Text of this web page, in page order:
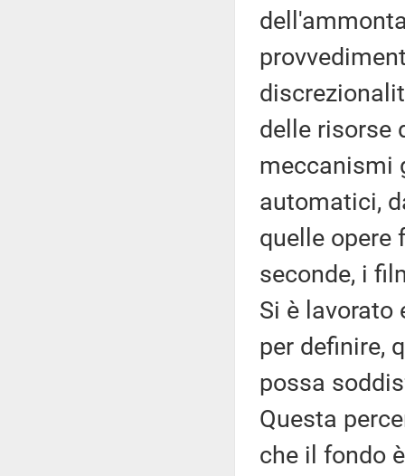
delle risorse
meccanismi
automatici,
quelle opere
seconde, i
Si è
per definire,
possa
Questa
che il fondo